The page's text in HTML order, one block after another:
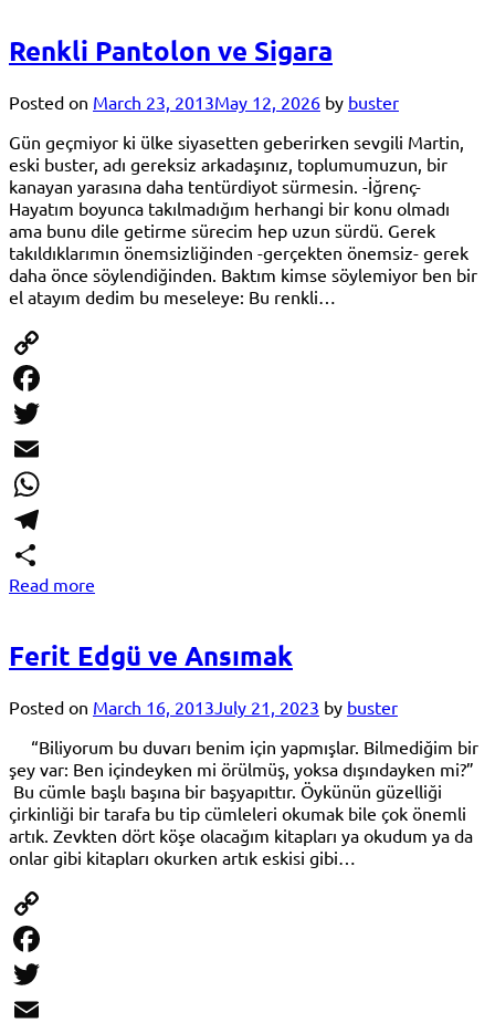
Renkli Pantolon ve Sigara
Posted on March 23, 2013May 12, 2026 by buster
Gün geçmiyor ki ülke siyasetten geberirken sevgili Martin,
eski buster, adı gereksiz arkadaşınız, toplumumuzun, bir
kanayan yarasına daha tentürdiyot sürmesin. -İğrenç-
Hayatım boyunca takılmadığım herhangi bir konu olmadı
ama bunu dile getirme sürecim hep uzun sürdü. Gerek
takıldıklarımın önemsizliğinden -gerçekten önemsiz- gerek
daha önce söylendiğinden. Baktım kimse söylemiyor ben bir
el atayım dedim bu meseleye: Bu renkli…
Copy
Link
Facebook
Twitter
Email
WhatsApp
Telegram
Share
Read more
Ferit Edgü ve Ansımak
Posted on March 16, 2013July 21, 2023 by buster
“Biliyorum bu duvarı benim için yapmışlar. Bilmediğim bir
şey var: Ben içindeyken mi örülmüş, yoksa dışındayken mi?”
Bu cümle başlı başına bir başyapıttır. Öykünün güzelliği
çirkinliği bir tarafa bu tip cümleleri okumak bile çok önemli
artık. Zevkten dört köşe olacağım kitapları ya okudum ya da
onlar gibi kitapları okurken artık eskisi gibi…
Copy
Link
Facebook
Twitter